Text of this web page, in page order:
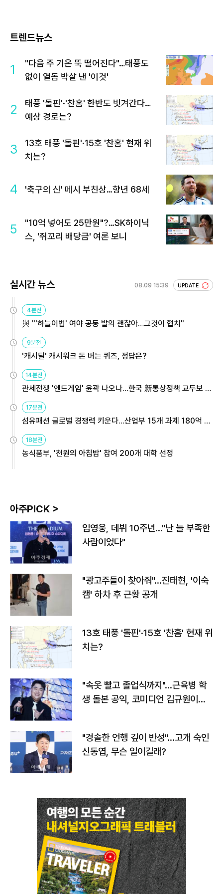
트렌드뉴스
1
"다음 주 기온 뚝 떨어진다"…태풍도
없이 열돔 박살 낸 '이것'
2
태풍 '돌핀'·'찬홈' 한반도 빗겨간다…
예상 경로는?
3
13호 태풍 '돌핀'·15호 '찬홈' 현재 위
치는?
4 '축구의 신' 메시 부친상…향년 68세
5
"10억 넣어도 25만원"?…SK하이닉
스, '쥐꼬리 배당금' 여론 보니
실시간 뉴스 08.09 15:39 UPDATE
4분전
與 "'하늘이법' 여야 공동 발의 괜찮아…그것이 협치"
9분전
'캐시딜' 캐시워크 돈 버는 퀴즈, 정답은?
14분전
관세전쟁 '엔드게임' 윤곽 나오나…한국 新통상정책 교두보 활
용해야
17분전
섬유패션 글로벌 경쟁력 키운다…산업부 15개 과제 180억 지
원
18분전
농식품부, '천원의 아침밥' 참여 200개 대학 선정
아주PICK >
임영웅, 데뷔 10주년…"난 늘 부족한
사람이었다"
"광고주들이 찾아줘"…진태현, '이숙
캠' 하차 후 근황 공개
13호 태풍 '돌핀'·15호 '찬홈' 현재 위
치는?
"속옷 빨고 졸업식까지"…근육병 학
생 돌본 공익, 코미디언 김규원이었
"경솔한 언행 깊이 반성"…고개 숙인
신동엽, 무슨 일이길래?